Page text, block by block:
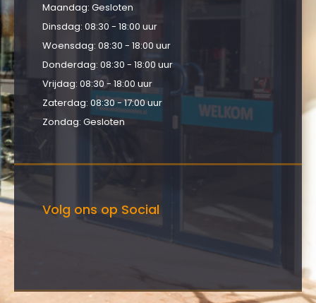
Maandag: Gesloten
Dinsdag: 08:30 - 18:00 uur
Woensdag: 08:30 - 18:00 uur
Donderdag: 08:30 - 18:00 uur
Vrijdag: 08:30 - 18:00 uur
Zaterdag: 08:30 - 17:00 uur
Zondag: Gesloten
Volg ons op Social